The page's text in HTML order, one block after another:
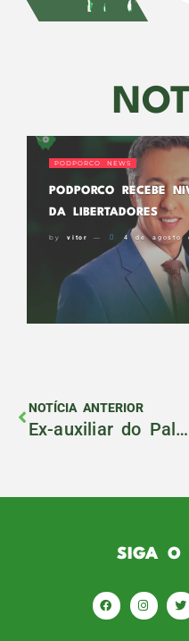
PODPORCO NEWS
PODPORCO RECEBE
DA LIBERTADORES
by vitor 4 de agosto
NOTÍCIA ANTERIOR
Ex-auxiliar do Palmeiras, Paulo Turra contará vivências no PodPorco #133
SIGA O